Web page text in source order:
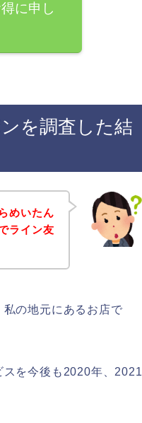
に申し
を調査した結
めいたん
ライン友
の地元にあるお店で
を今後も2020年、2021